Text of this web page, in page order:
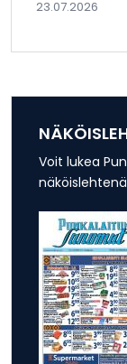
23.07.2026
Voit lukea